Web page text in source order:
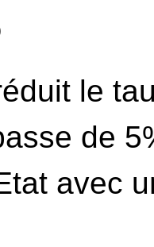
le
de
avec